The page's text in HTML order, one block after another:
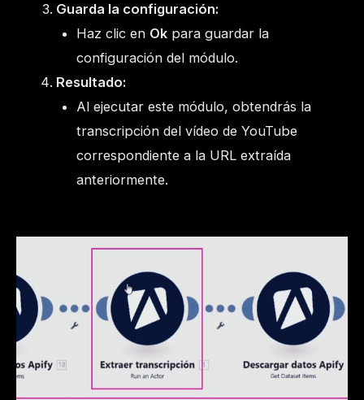
Guarda la configuración:
Haz clic en Okpara guardar la
configuración del módulo.
Resultado:
Al ejecutar este módulo, obtendrás la
transcripción del vídeo de YouTube
correspondiente a la URL extraída
anteriormente.